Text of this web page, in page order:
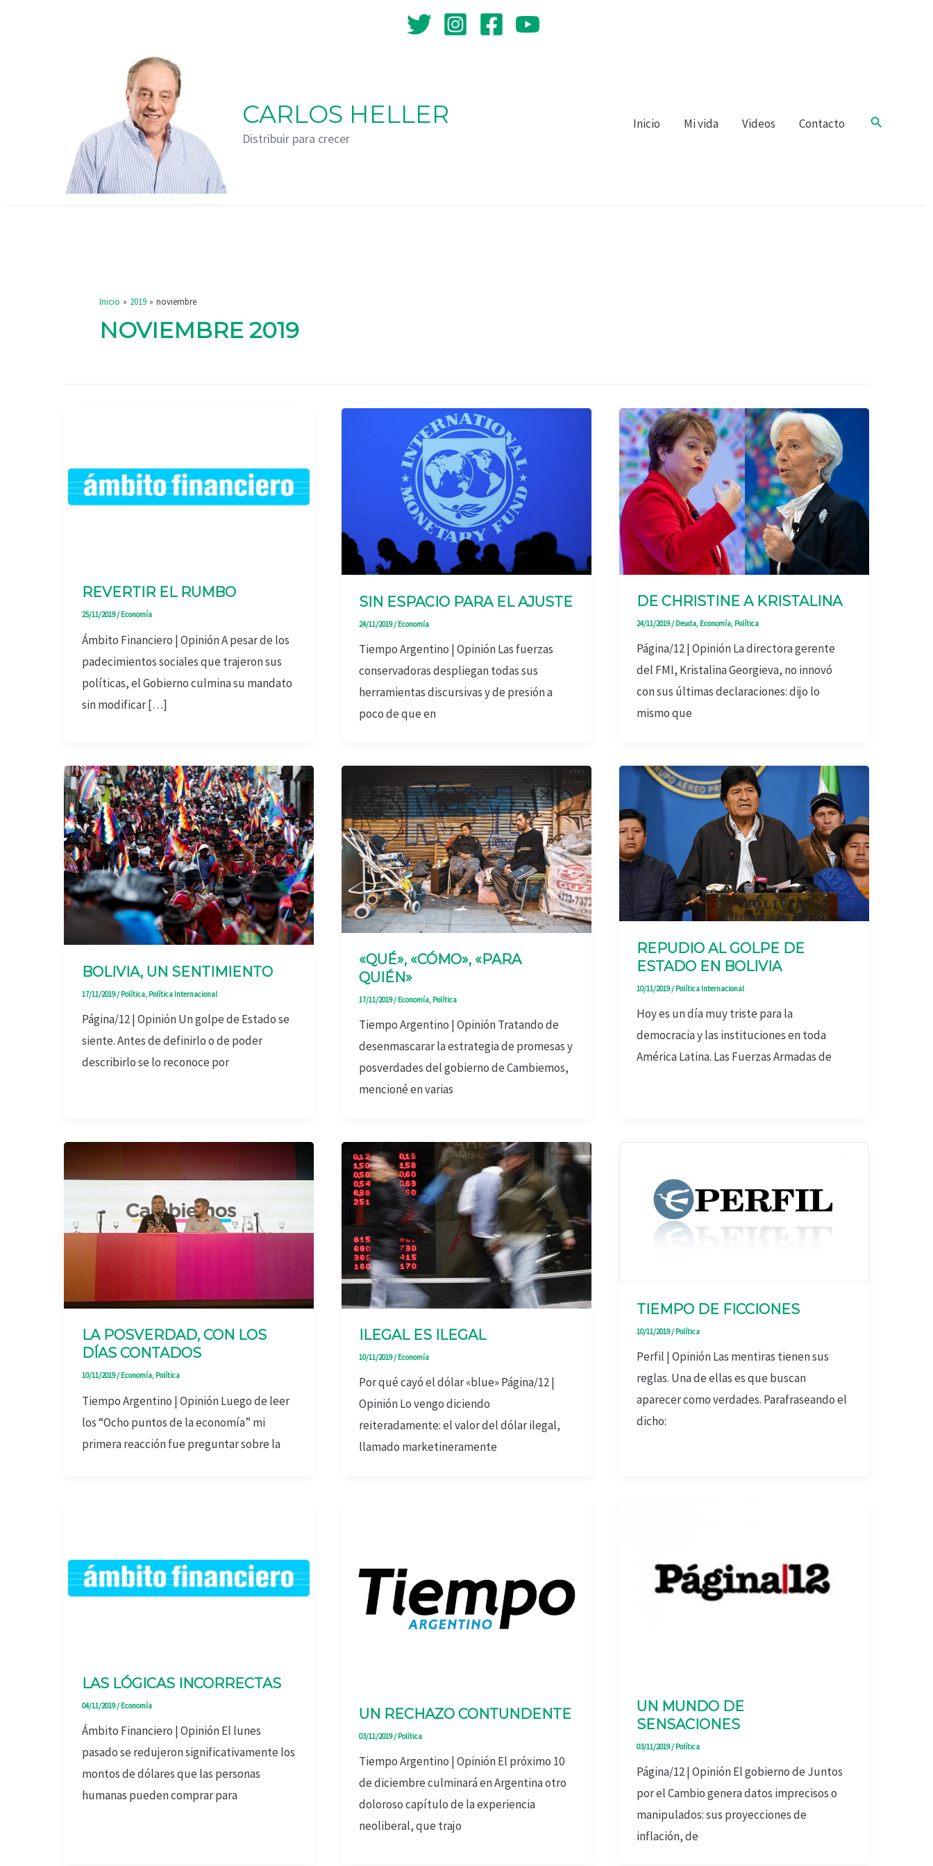
CARLOS HELLER
Distribuir para crecer
Inicio Mi vida Videos Contacto Buscar
Inicio 2019 noviembre
NOVIEMBRE 2019
REVERTIR EL RUMBO
25/11/2019/ Economía
Ámbito Financiero | Opinión A pesar de los
padecimientos sociales que trajeron sus
políticas, el Gobierno culmina su mandato
sin modificar […]
SIN ESPACIO PARA EL AJUSTE
24/11/2019/ Economía
Tiempo Argentino | Opinión Las fuerzas
conservadoras despliegan todas sus
herramientas discursivas y de presión a
poco de que en
DE CHRISTINE A KRISTALINA
24/11/2019/ Deuda, Economía, Política
Página/12 | Opinión La directora gerente
del FMI, Kristalina Georgieva, no innovó
con sus últimas declaraciones: dijo lo
mismo que
BOLIVIA, UN SENTIMIENTO
17/11/2019/ Política, Política Internacional
Página/12 | Opinión Un golpe de Estado se
siente. Antes de definirlo o de poder
describirlo se lo reconoce por
«QUÉ», «CÓMO», «PARA
QUIÉN»
17/11/2019/ Economía, Política
Tiempo Argentino | Opinión Tratando de
desenmascarar la estrategia de promesas y
posverdades del gobierno de Cambiemos,
mencioné en varias
REPUDIO AL GOLPE DE
ESTADO EN BOLIVIA
10/11/2019/ Política Internacional
Hoy es un día muy triste para la
democracia y las instituciones en toda
América Latina. Las Fuerzas Armadas de
LA POSVERDAD, CON LOS
DÍAS CONTADOS
10/11/2019/ Economía, Política
Tiempo Argentino | Opinión Luego de leer
los “Ocho puntos de la economía” mi
primera reacción fue preguntar sobre la
ILEGAL ES ILEGAL
10/11/2019/ Economía
Por qué cayó el dólar «blue» Página/12 |
Opinión Lo vengo diciendo
reiteradamente: el valor del dólar ilegal,
llamado marketineramente
TIEMPO DE FICCIONES
10/11/2019/ Política
Perfil | Opinión Las mentiras tienen sus
reglas. Una de ellas es que buscan
aparecer como verdades. Parafraseando el
dicho:
LAS LÓGICAS INCORRECTAS
04/11/2019/ Economía
Ámbito Financiero | Opinión El lunes
pasado se redujeron significativamente los
montos de dólares que las personas
humanas pueden comprar para
UN RECHAZO CONTUNDENTE
03/11/2019/ Política
Tiempo Argentino | Opinión El próximo 10
de diciembre culminará en Argentina otro
doloroso capítulo de la experiencia
neoliberal, que trajo
UN MUNDO DE
SENSACIONES
03/11/2019/ Política
Página/12 | Opinión El gobierno de Juntos
por el Cambio genera datos imprecisos o
manipulados: sus proyecciones de
inflación, de